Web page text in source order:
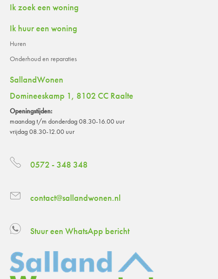
Contactinformatie
Ik zoek een woning
Ik huur een woning
Huren
Onderhoud en reparaties
SallandWonen
Domineeskamp 1, 8102 CC Raalte
Openingstijden:
maandag t/m donderdag 08.30-16.00 uur
vrijdag 08.30-12.00 uur
0572 - 348 348
contact@sallandwonen.nl
Stuur een WhatsApp bericht